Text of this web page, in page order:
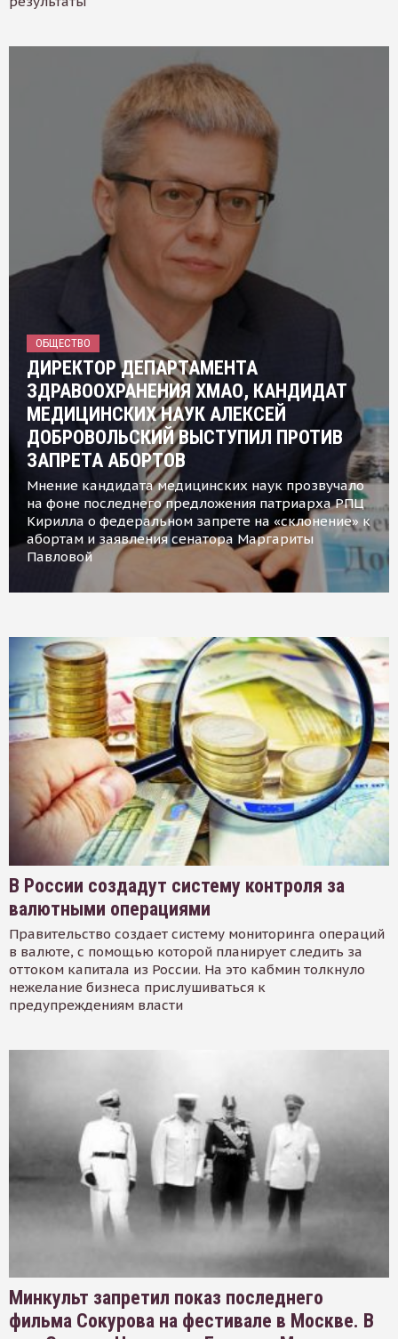
ОБЩЕСТВО
ДИРЕКТОР ДЕПАРТАМЕНТА
ЗДРАВООХРАНЕНИЯ ХМАО, КАНДИДАТ
МЕДИЦИНСКИХ НАУК АЛЕКСЕЙ
ДОБРОВОЛЬСКИЙ ВЫСТУПИЛ ПРОТИВ
ЗАПРЕТА АБОРТОВ
Мнение кандидата медицинских наук прозвучало
на фоне последнего предложения патриарха РПЦ
Кирилла о федеральном запрете на «склонение» к
абортам и заявления сенатора Маргариты
Павловой
В России создадут систему контроля за
валютными операциями
Правительство создает систему мониторинга операций
в валюте, с помощью которой планирует следить за
оттоком капитала из России. На это кабмин толкнуло
нежелание бизнеса прислушиваться к
предупреждениям власти
Минкульт запретил показ последнего
фильма Сокурова на фестивале в Москве. В